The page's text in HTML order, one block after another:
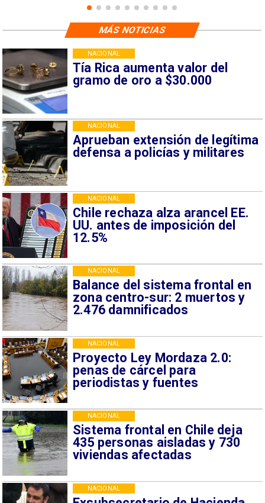
Tía Rica aumenta valor del
gramo de oro a $30.000
NACIONAL
Aprueban extensión de legítima
defensa a policías y militares
NACIONAL
Chile rechaza alza arancel EE.
UU. antes de imposición del
12.5%
NACIONAL
Balance del sistema frontal en
zona centro-sur: 2 muertos y
2.476 damnificados
NACIONAL
Proyecto Ley Mordaza 2.0:
penas de cárcel para
periodistas y fuentes
NACIONAL
Sistema frontal en Chile deja
435 personas aisladas y 730
viviendas afectadas
NACIONAL
NACIONAL
MÁS NOTICIAS